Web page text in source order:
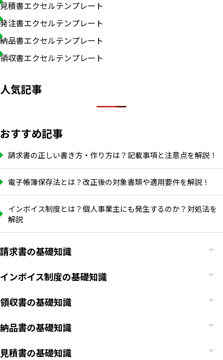
見積書エクセルテンプレート
発注書エクセルテンプレート
納品書エクセルテンプレート
領収書エクセルテンプレート
人気記事
おすすめ記事
請求書の正しい書き方・作り方は？記載事項と注意点を解説！
電子帳簿保存法とは？改正後の対象書類や適用要件を解説！
インボイス制度とは？個人事業主にも発生するのか？対処法を
解説
請求書の基礎知識
インボイス制度の基礎知識
領収書の基礎知識
納品書の基礎知識
見積書の基礎知識